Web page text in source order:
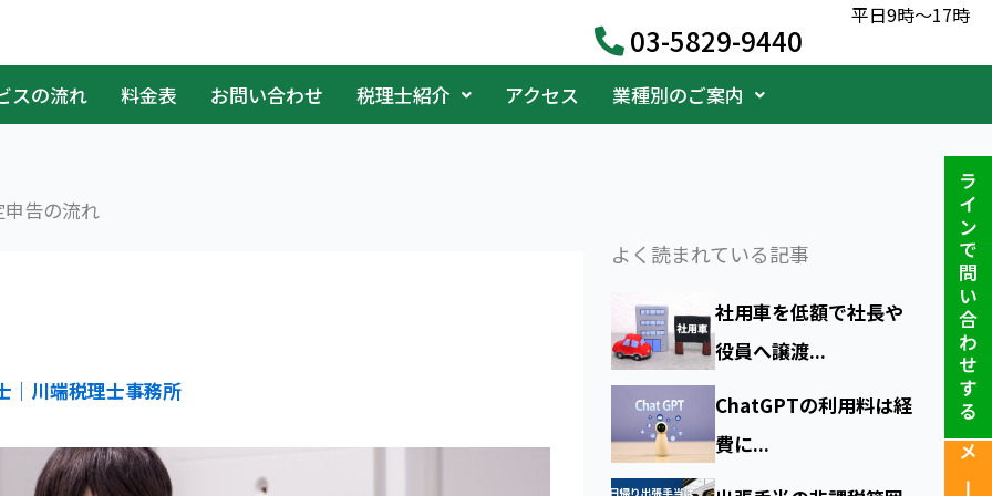
平日9時〜17時
03-5829-9440
スの流れ 料金表 お問い合わせ 税理士紹介 アクセス 業種別のご案内
告の流れ
｜川端税理士事務所
よく読まれている記事
社用車を低額で社長や
役員へ譲渡...
ChatGPTの利用料は経
費に...
ラインで問い合わせする